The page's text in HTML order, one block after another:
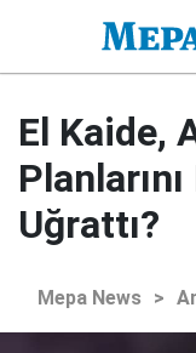
El Kaide,
Uğrattı?
Mepa News >